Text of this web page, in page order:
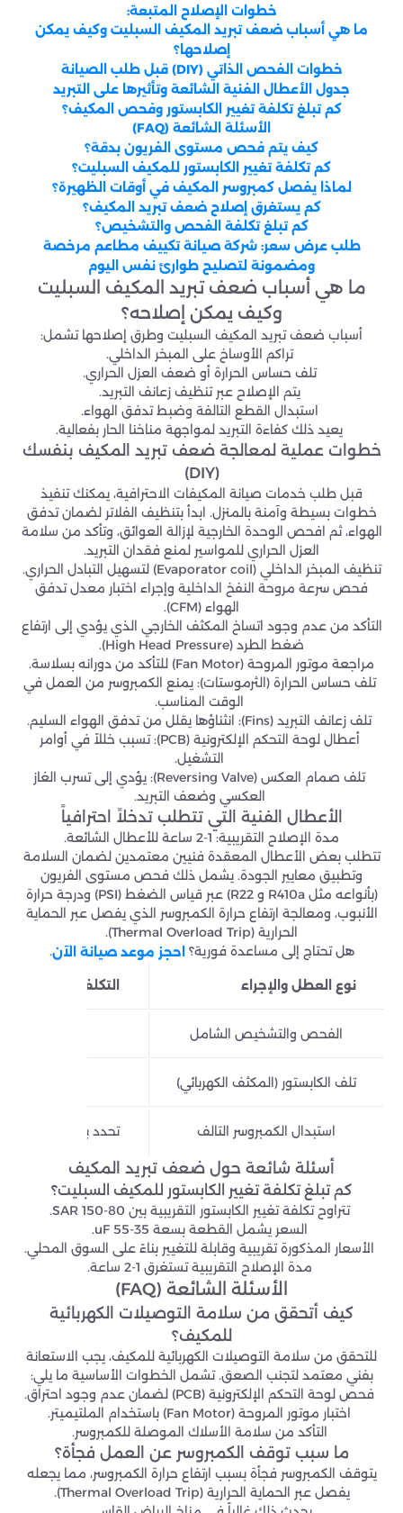
خطوات الإصلاح المتبعة:
ما هي أسباب ضعف تبريد المكيف السبليت وكيف يمكن
إصلاحها؟
خطوات الفحص الذاتي (DIY) قبل طلب الصيانة
جدول الأعطال الفنية الشائعة وتأثيرها على التبريد
كم تبلغ تكلفة تغيير الكابستور وفحص المكيف؟
الأسئلة الشائعة (FAQ)
كيف يتم فحص مستوى الفريون بدقة؟
كم تكلفة تغيير الكابستور للمكيف السبليت؟
لماذا يفصل كمبروسر المكيف في أوقات الظهيرة؟
كم يستغرق إصلاح ضعف تبريد المكيف؟
كم تبلغ تكلفة الفحص والتشخيص؟
طلب عرض سعر: شركة صيانة تكييف مطاعم مرخصة
ومضمونة لتصليح طوارئ نفس اليوم
ما هي أسباب ضعف تبريد المكيف السبليت
وكيف يمكن إصلاحه؟
أسباب ضعف تبريد المكيف السبليت وطرق إصلاحها تشمل:
تراكم الأوساخ على المبخر الداخلي.
تلف حساس الحرارة أو ضعف العزل الحراري.
يتم الإصلاح عبر تنظيف زعانف التبريد.
استبدال القطع التالفة وضبط تدفق الهواء.
يعيد ذلك كفاءة التبريد لمواجهة مناخنا الحار بفعالية.
خطوات عملية لمعالجة ضعف تبريد المكيف بنفسك
قبل طلب خدمات صيانة المكيفات الاحترافية، يمكنك تنفيذ
خطوات بسيطة وآمنة بالمنزل. ابدأ بتنظيف الفلاتر لضمان تدفق
الهواء، ثم افحص الوحدة الخارجية لإزالة العوائق، وتأكد من سلامة
العزل الحراري للمواسير لمنع فقدان التبريد.
تنظيف المبخر الداخلي (Evaporator coil) لتسهيل التبادل الحراري.
فحص سرعة مروحة النفخ الداخلية وإجراء اختبار معدل تدفق
الهواء (CFM).
التأكد من عدم وجود اتساخ المكثف الخارجي الذي يؤدي إلى ارتفاع
ضغط الطرد (High Head Pressure).
مراجعة موتور المروحة (Fan Motor) للتأكد من دورانه بسلاسة.
تلف حساس الحرارة (الثرموستات): يمنع الكمبروسر من العمل في
الوقت المناسب.
تلف زعانف التبريد (Fins): انثناؤها يقلل من تدفق الهواء السليم.
أعطال لوحة التحكم الإلكترونية (PCB): تسبب خللاً في أوامر
التشغيل.
تلف صمام العكس (Reversing Valve): يؤدي إلى تسرب الغاز
العكسي وضعف التبريد.
الأعطال الفنية التي تتطلب تدخلاً احترافياً
مدة الإصلاح التقريبية: 1-2 ساعة للأعطال الشائعة.
تتطلب بعض الأعطال المعقدة فنيين معتمدين لضمان السلامة
وتطبيق معايير الجودة. يشمل ذلك فحص مستوى الفريون
(بأنواعه مثل R410a و R22) عبر قياس الضغط (PSI) ودرجة حرارة
الأنبوب، ومعالجة ارتفاع حرارة الكمبروسر الذي يفصل عبر الحماية
الحرارية (Thermal Overload Trip).
هل تحتاج إلى مساعدة فورية؟احجز موعد صيانة الآن.
نوع العطل والإجراء التكلفة التقريبية (SAR)
الفحص والتشخيص الشامل
تلف الكابستور (المكثف الكهربائي)
استبدال الكمبروسر التالف تحدد بعد
أسئلة شائعة حول ضعف تبريد المكيف
كم تبلغ تكلفة تغيير الكابستور للمكيف السبليت؟
تتراوح تكلفة تغيير الكابستور التقريبية بين 80-150 SAR.
السعر يشمل القطعة بسعة 35-55 uF.
الأسعار المذكورة تقريبية وقابلة للتغيير بناءً على السوق المحلي.
مدة الإصلاح التقريبية تستغرق 1-2 ساعة.
الأسئلة الشائعة (FAQ)
كيف أتحقق من سلامة التوصيلات الكهربائية
للمكيف؟
للتحقق من سلامة التوصيلات الكهربائية للمكيف، يجب الاستعانة
بفني معتمد لتجنب الصعق. تشمل الخطوات الأساسية ما يلي:
فحص لوحة التحكم الإلكترونية (PCB) لضمان عدم وجود احتراق.
اختبار موتور المروحة (Fan Motor) باستخدام الملتيميتر.
التأكد من سلامة الأسلاك الموصلة للكمبروسر.
ما سبب توقف الكمبروسر عن العمل فجأة؟
يتوقف الكمبروسر فجأة بسبب ارتفاع حرارة الكمبروسر، مما يجعله
يفصل عبر الحماية الحرارية (Thermal Overload Trip).